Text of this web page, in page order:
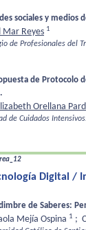
sociales y medios
Mar Reyes 1
de Profesionales del
de Protocolo
Orellana
de Cuidados Intensivos.
Digital /
de Saberes:
Mejía Ospina 1 ;